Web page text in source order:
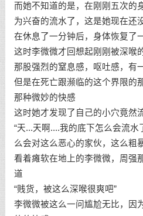
而她不知道的是，在刚刚五次的
为兴奋的流水了，这是她现在还
在休息了一分钟后，身体恢复了
这时李微微才回想起刚刚被深喉
那股强烈的窒息感，呕吐感，有
但是在死亡跟濒临的这个界限的
那种微妙的快感
这时她才发现了自己的小穴竟然
“天...天啊....我的底下怎么会流
么会对这么恶心的家伙，这么粗
看着瘫软在地上的李微微，周强
道
“贱货，被这么深喉很爽吧”
李微微被这么一问尴尬无比，因